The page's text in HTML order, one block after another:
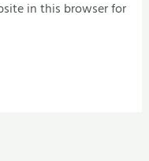
in this browser for